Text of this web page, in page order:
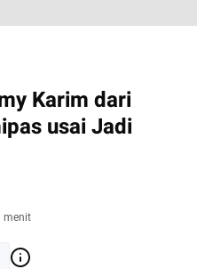
Karim dari
usai Jadi
menit